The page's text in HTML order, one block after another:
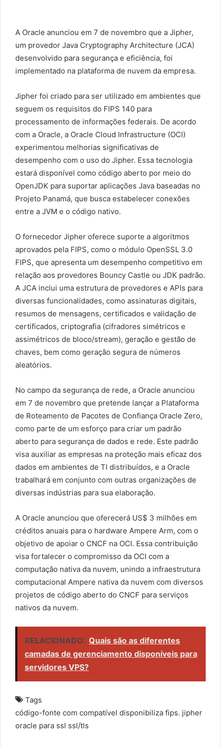
A Oracle anunciou em 7 de novembro que a Jipher,
um provedor Java Cryptography Architecture (JCA)
desenvolvido para segurança e eficiência, foi
implementado na plataforma de nuvem da empresa.
Jipher foi criado para ser utilizado em ambientes que
seguem os requisitos do FIPS 140 para
processamento de informações federais. De acordo
com a Oracle, a Oracle Cloud Infrastructure (OCI)
experimentou melhorias significativas de
desempenho com o uso do Jipher. Essa tecnologia
estará disponível como código aberto por meio do
OpenJDK para suportar aplicações Java baseadas no
Projeto Panamá, que busca estabelecer conexões
entre a JVM e o código nativo.
O fornecedor Jipher oferece suporte a algoritmos
aprovados pela FIPS, como o módulo OpenSSL 3.0
FIPS, que apresenta um desempenho competitivo em
relação aos provedores Bouncy Castle ou JDK padrão.
A JCA inclui uma estrutura de provedores e APIs para
diversas funcionalidades, como assinaturas digitais,
resumos de mensagens, certificados e validação de
certificados, criptografia (cifradores simétricos e
assimétricos de bloco/stream), geração e gestão de
chaves, bem como geração segura de números
aleatórios.
No campo da segurança de rede, a Oracle anunciou
em 7 de novembro que pretende lançar a Plataforma
de Roteamento de Pacotes de Confiança Oracle Zero,
como parte de um esforço para criar um padrão
aberto para segurança de dados e rede. Este padrão
visa auxiliar as empresas na proteção mais eficaz dos
dados em ambientes de TI distribuídos, e a Oracle
trabalhará em conjunto com outras organizações de
diversas indústrias para sua elaboração.
A Oracle anunciou que oferecerá US$ 3 milhões em
créditos anuais para o hardware Ampere Arm, com o
objetivo de apoiar o CNCF na OCI. Essa contribuição
visa fortalecer o compromisso da OCI com a
computação nativa da nuvem, unindo a infraestrutura
computacional Ampere nativa da nuvem com diversos
projetos de código aberto do CNCF para serviços
nativos da nuvem.
RELACIONADO: Quais são as diferentes
camadas de gerenciamento disponíveis para
servidores VPS?
Tags
código-fonte com compatível disponibiliza fips. jipher
oracle para ssl ssl/tls